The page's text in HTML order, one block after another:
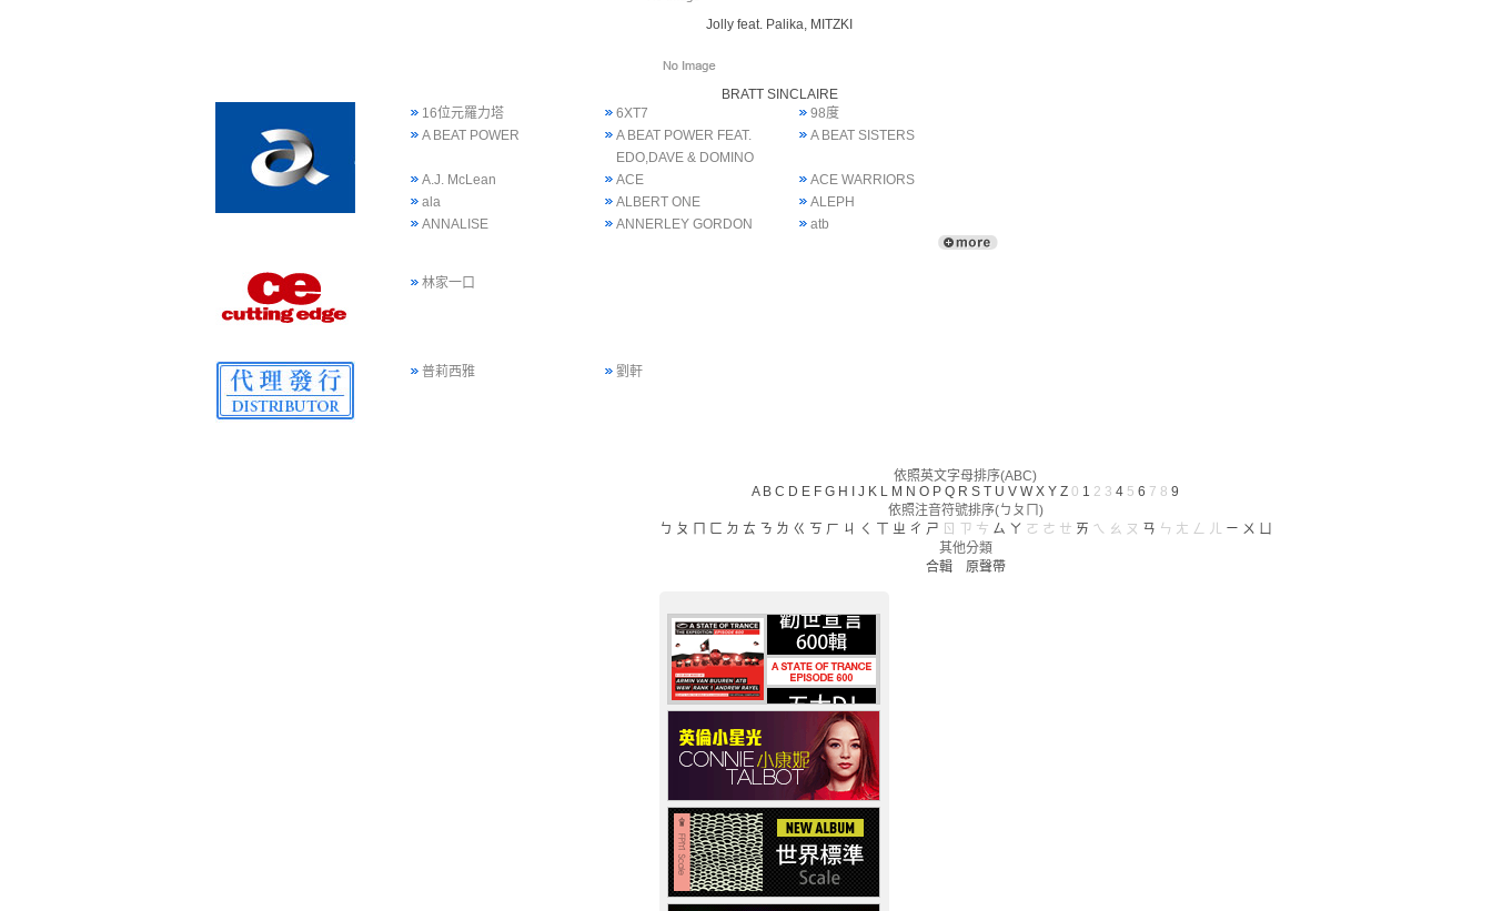
Jolly feat. Palika, MITZKI
BRATT SINCLAIRE
16位元羅力塔
6XT7
98度
A BEAT POWER
A BEAT POWER FEAT.
EDO,DAVE & DOMINO
A BEAT SISTERS
A.J. McLean ACE
ACE WARRIORS
ala
ALBERT ONE
ALEPH
ANNALISE
ANNERLEY GORDON atb
林家一口
普莉西雅 劉軒
依照英文字母排序(ABC)
A B C D E F G H J K L M N O P Q R S T U V W X Y Z 0 1 2 3 4 5 6 7 8 9
依照注音符號排序(ㄅㄆㄇ)
ㄅ ㄆ ㄈ ㄉ ㄊ ㄋ ㄌ ㄍ ㄎ ㄏ ㄐ ㄑ ㄓ ㄔ ㄕ ㄖ ㄗ ㄘ ㄙ ㄚ ㄛ ㄜ ㄝ ㄞ ㄟ ㄠ ㄡ ㄢ ㄣ ㄤ ㄥ ㄦ ㄧ ㄨ ㄩ
其他分類
合輯
原聲帶